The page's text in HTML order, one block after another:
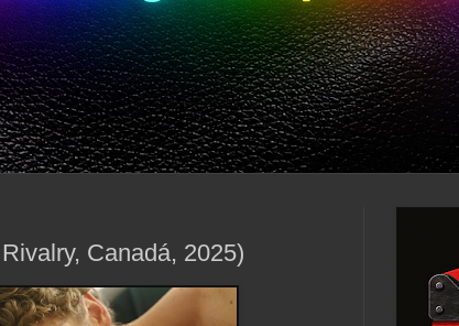
Canadá, 2025)